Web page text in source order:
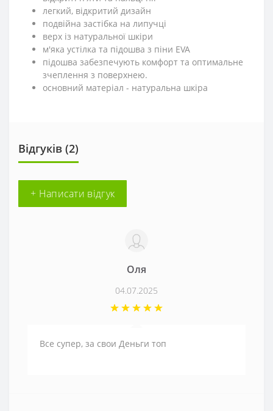
легкий, відкритий дизайн
подвійна застібка на липучці
верх із натуральної шкіри
м'яка устілка та підошва з піни EVA
підошва забезпечують комфорт та оптимальне
зчеплення з поверхнею.
основний матеріал - натуральна шкіра
Відгуків (2)
+ Написати відгук
Оля
04.07.2025
Все супер, за свои Деньги топ